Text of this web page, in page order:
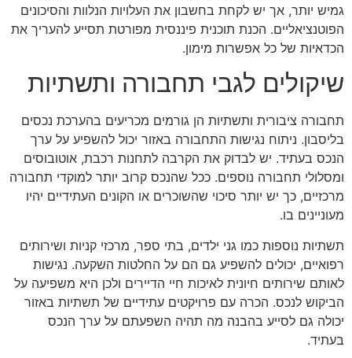
גמיש יותר, אך יש לקחת בחשבון את העלויות הנלוות והסיכונים
הפוטנציאליים. הכנת תוכנית פיננסית מפורטת תסייע להעריך את
הכדאיות של כל אפשרות מימון.
שיקולים לגבי תחבורה ותשתיות
תחבורה ציבורית ותשתיות הן גורמים מכריעים בהערכת נכסים
בליסבון. ניתוח נגישות התחבורה באזור יכול להשפיע על ערך
הנכס בעתיד. יש לבדוק את הקרבה לתחנות רכבת, אוטובוסים
ומסלולי תחבורה נוספים. ככל שהנכס קרוב יותר למוקדי תחבורה
מרכזיים, כך יש יותר סיכוי שהשוכרים או הקונים העתידיים יהיו
מעוניינים בו.
תשתיות נוספות כמו גני ילדים, בתי ספר, מרכזי קניות ושירותים
רפואיים, יכולים להשפיע גם הם על החלטות השקעה. נגישות
לאותם שירותים חיונית לאיכות חיי הדיירים ולכן היא משפיעה על
הביקוש לנכס. הכרה עם פרויקטים עתידיים של תשתיות באזור
יכולה גם לסייע בהבנה מה תהיה השפעתם על ערך הנכס
בעתיד.